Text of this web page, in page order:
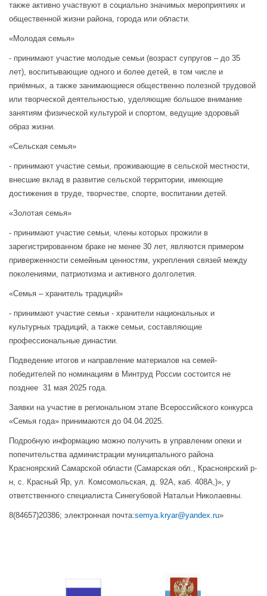
также активно участвуют в социально значимых мероприятиях и
общественной жизни района, города или области.
«Молодая семья»
- принимают участие молодые семьи (возраст супругов – до 35
лет), воспитывающие одного и более детей, в том числе и
приёмных, а также занимающиеся общественно полезной трудовой
или творческой деятельностью, уделяющие большое внимание
занятиям физической культурой и спортом, ведущие здоровый
образ жизни.
«Сельская семья»
- принимают участие семьи, проживающие в сельской местности,
внесшие вклад в развитие сельской территории, имеющие
достижения в труде, творчестве, спорте, воспитании детей.
«Золотая семья»
- принимают участие семьи, члены которых прожили в
зарегистрированном браке не менее 30 лет, являются примером
приверженности семейным ценностям, укрепления связей между
поколениями, патриотизма и активного долголетия.
«Семья – хранитель традиций»
- принимают участие семьи - хранители национальных и
культурных традиций, а также семьи, составляющие
профессиональные династии.
Подведение итогов и направление материалов на семей-
победителей по номинациям в Минтруд России состоится не
позднее 31 мая 2025 года.
Заявки на участие в региональном этапе Всероссийского конкурса
«Семья года» принимаются до 04.04.2025.
Подробную информацию можно получить в управлении опеки и
попечительства администрации муниципального района
Красноярский Самарской области (Самарская обл., Красноярский р-
н, с. Красный Яр, ул. Комсомольская, д. 92А, каб. 408А,)», у
ответственного специалиста Синегубовой Натальи Николаевны.
8(84657)20386; электронная почта:semya.kryar@yandex.ru»